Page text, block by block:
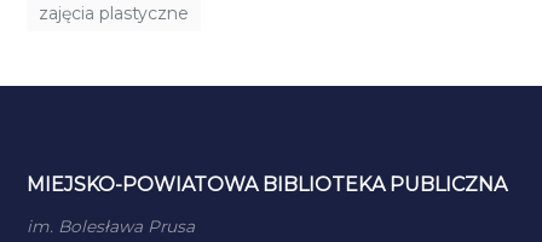
zajęcia plastyczne
MIEJSKO-POWIATOWA BIBLIOTEKA PUBLICZNA
im. Bolesława Prusa